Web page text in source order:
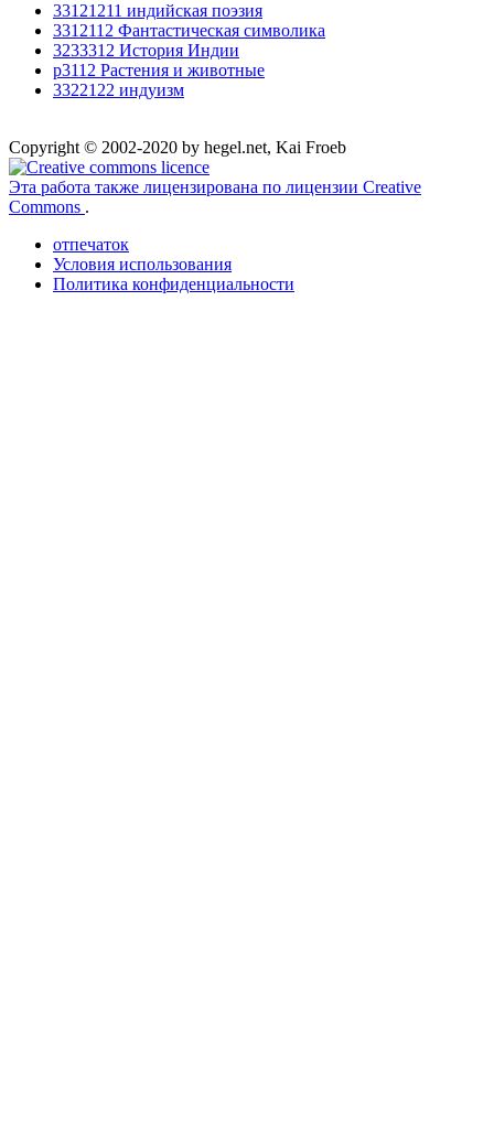
33121211 индийская поэзия
3312112 Фантастическая символика
3233312 История Индии
p3112 Растения и животные
3322122 индуизм
Copyright © 2002-2020 by hegel.net, Kai Froeb
Эта работа также лицензирована по лицензии Creative
Commons .
отпечаток
Условия использования
Политика конфиденциальности